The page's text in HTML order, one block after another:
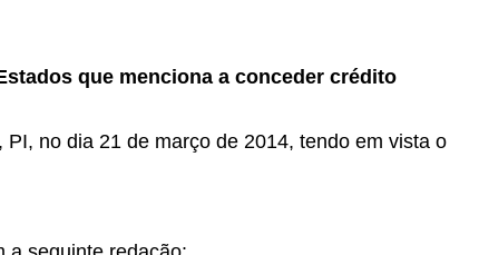
que menciona a conceder crédito
no dia 21 de março de 2014, tendo em vista o